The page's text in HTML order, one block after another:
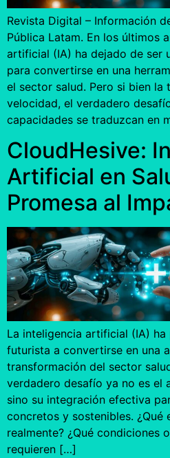
Revista Digital – Información
Pública Latam. En los últimos
artificial (IA) ha dejado de ser
para convertirse en una
el sector salud. Pero si bien la
velocidad, el verdadero
capacidades se traduzcan en
CloudHesive:
Artificial en
Promesa al
La inteligencia artificial (IA)
futurista a convertirse en una
transformación del sector
verdadero desafío ya no es el
sino su integración efectiva
concretos y sostenibles. ¿Qué
realmente? ¿Qué condiciones
requieren […]